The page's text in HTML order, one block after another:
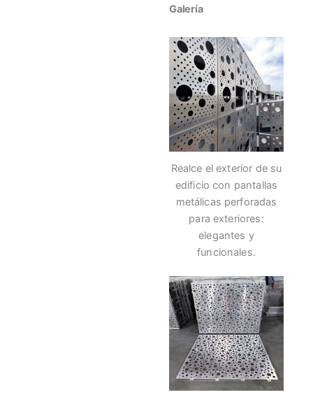
Galería
Realce el exterior de su
edificio con pantallas
metálicas perforadas
para exteriores:
elegantes y
funcionales.